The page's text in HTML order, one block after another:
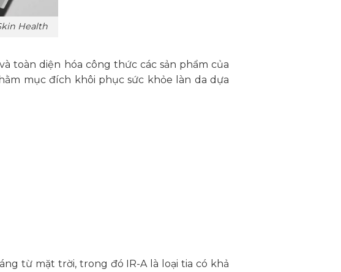
Health
toàn diện hóa công thức các sản phẩm của
mục đích khôi phục sức khỏe làn da dựa
từ mặt trời, trong đó IR-A là loại tia có khả